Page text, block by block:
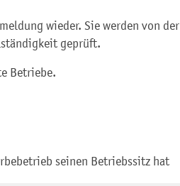
wieder. Sie werden von der
geprüft.
Betriebe.
seinen Betriebssitz hat